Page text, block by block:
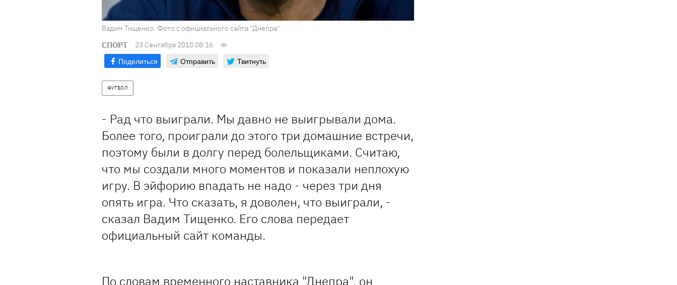
Вадим Тищенко. Фото с официального сайта "Днепра".
СПОРТ 23 Сентября 2010 08:16
Поделиться Отправить Твитнуть
ФУТБОЛ
- Рад что выиграли. Мы давно не выигрывали дома.
Более того, проиграли до этого три домашние встречи,
поэтому были в долгу перед болельщиками. Считаю,
что мы создали много моментов и показали неплохую
игру. В эйфорию впадать не надо - через три дня
опять игра. Что сказать, я доволен, что выиграли, -
сказал Вадим Тищенко. Его слова передает
официальный сайт команды.
По словам временного наставника "Днепра", он